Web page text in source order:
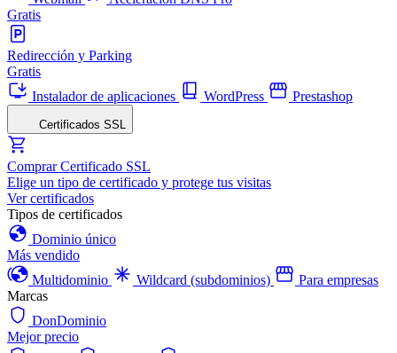
Gratis
Redirección y Parking
Gratis
Instalador de aplicaciones
WordPress Prestashop
Certificados SSL
Comprar Certificado SSL
Elige un tipo de certificado y protege tus visitas
Ver certificados
Tipos de certificados
Dominio único
Más vendido
Multidominio
Wildcard (subdominios)
Para empresas
Marcas
DonDominio
Mejor precio